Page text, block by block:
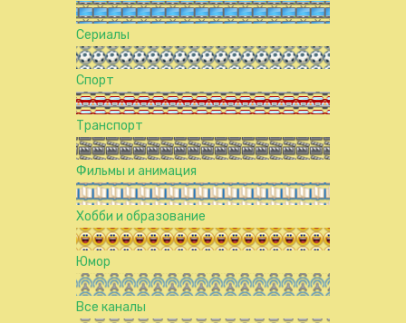
Сериалы
Спорт
Транспорт
Фильмы и анимация
Хобби и образование
Юмор
Все каналы